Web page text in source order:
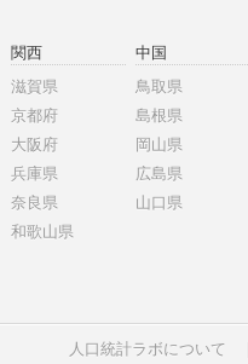
関西
滋賀県
京都府
大阪府
兵庫県
奈良県
和歌山県
中国
鳥取県
島根県
岡山県
広島県
山口県
人口統計ラボについて